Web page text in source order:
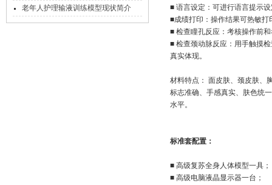
■ 语言设定：可进行语言提示
■成绩打印：操作结果可热敏打
■ 检查瞳孔反应：考核操作前
■ 检查颈动脉反应：用手触摸
真实体现。
材料特点： 面皮肤、颈皮肤、
标志准确、手感真实、肤色统
水平。
标准套配置：
■ 高级复苏全身人体模型一具
■ 高级电脑液晶显示器一台；
机）
老年人护理输液训练模型现状简介